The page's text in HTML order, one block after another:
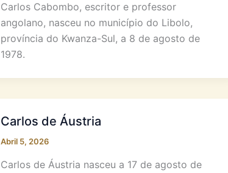
Carlos Cabombo, escritor e professor
angolano, nasceu no município do Libolo,
província do Kwanza-Sul, a 8 de agosto de
1978.
Carlos de Áustria
Abril 5, 2026
Carlos de Áustria nasceu a 17 de agosto de